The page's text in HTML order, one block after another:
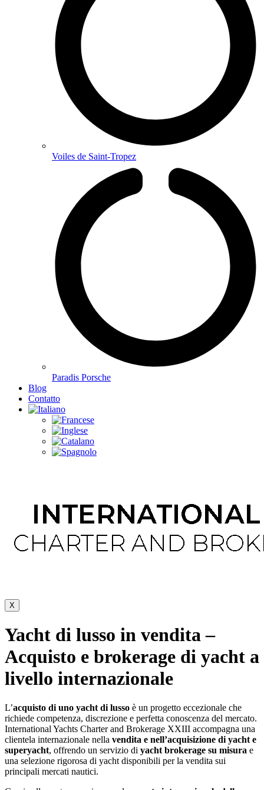
Voiles de Saint-Tropez
Paradis Porsche
Blog
Contatto
X
Yacht di lusso in vendita –
Acquisto e brokerage di yacht a
livello internazionale
L’acquisto di uno yacht di lusso è un progetto eccezionale che
richiede competenza, discrezione e perfetta conoscenza del mercato.
International Yachts Charter and Brokerage XXIII accompagna una
clientela internazionale nella vendita e nell’acquisizione di yacht e
superyacht, offrendo un servizio di yacht brokerage su misura e
una selezione rigorosa di yacht disponibili per la vendita sui
principali mercati nautici.